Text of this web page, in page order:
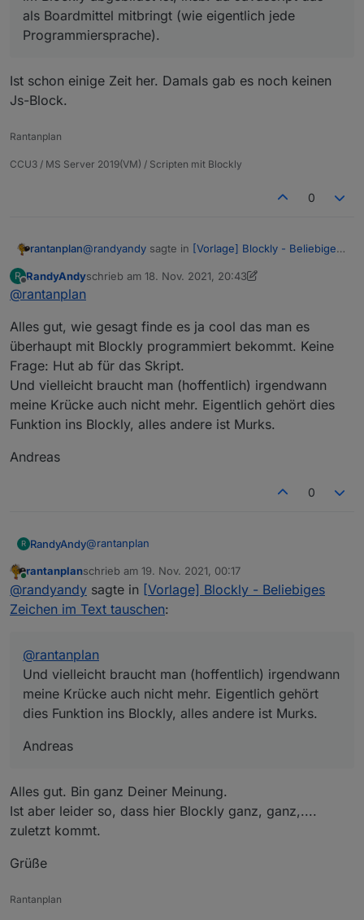
als Boardmittel mitbringt (wie eigentlich jede
Programmiersprache).
Ist schon einige Zeit her. Damals gab es noch keinen
Js-Block.
Rantanplan
CCU3 / MS Server 2019(VM) / Scripten mit Blockly
0
rantanplan@randyandy sagte in [Vorlage] Blockly - Beliebiges
ich finde das Skript ja cool und hätte es
wahrscheinlich nicht hinbekommen. Da hat
jemand richtig Arbeit reingesteckt.
Ich habe mich auch schon geärgert, dass das
nicht im Blockly abgebildet ist, insb. da
Javascript das als Boardmittel mitbringt (wie
eigentlich jede Programmiersprache).
Ist schon einige Zeit her. Damals gab es noch
keinen Js-Block.
R
Offline
RandyAndyschrieb am 18. Nov. 2021, 20:43
zuletzt editiert von RandyAndy
@rantanplan
Alles gut, wie gesagt finde es ja cool das man es
überhaupt mit Blockly programmiert bekommt. Keine
Frage: Hut ab für das Skript.
Und vielleicht braucht man (hoffentlich) irgendwann
meine Krücke auch nicht mehr. Eigentlich gehört dies
Funktion ins Blockly, alles andere ist Murks.
Andreas
0
R RandyAndy@rantanplan
Alles gut, wie gesagt finde es ja cool das man es
überhaupt mit Blockly programmiert bekommt.
Keine Frage: Hut ab für das Skript.
Eigentlich gehört dies Funktion ins Blockly, alles
andere ist Murks.
Andreas
Online
rantanplanschrieb am 19. Nov. 2021, 00:17
zuletzt editiert von
@randyandy sagte in [Vorlage] Blockly - Beliebiges
Zeichen im Text tauschen:
@rantanplan
Und vielleicht braucht man (hoffentlich) irgendwann
meine Krücke auch nicht mehr. Eigentlich gehört
dies Funktion ins Blockly, alles andere ist Murks.
Andreas
Alles gut. Bin ganz Deiner Meinung.
Ist aber leider so, dass hier Blockly ganz, ganz,....
zuletzt kommt.
Grüße
Rantanplan